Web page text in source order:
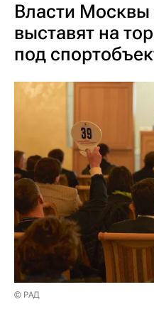
Власти Москвы
выставят на
под
© РАД